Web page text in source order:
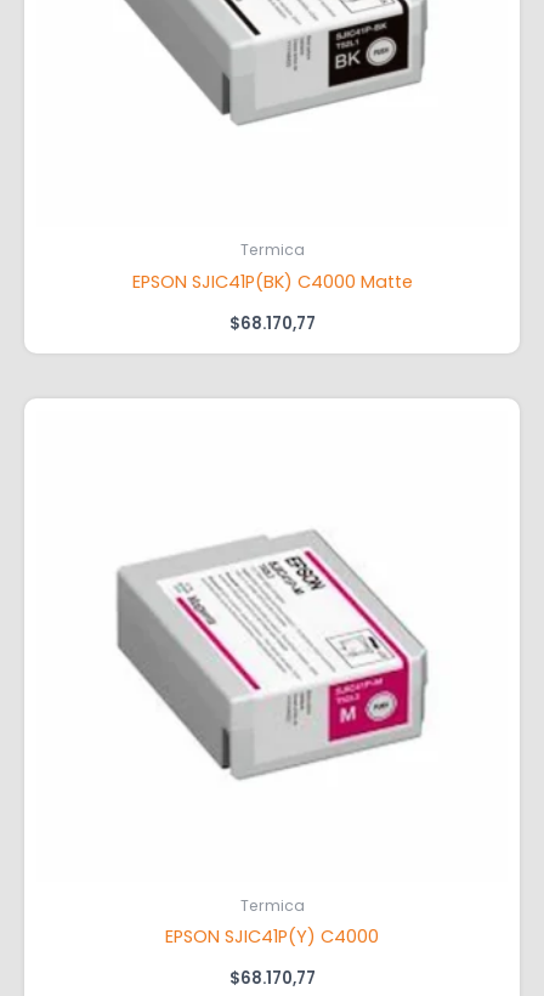
Termica
EPSON SJIC41P(BK) C4000 Matte
$68.170,77
Termica
EPSON SJIC41P(Y) C4000
$68.170,77